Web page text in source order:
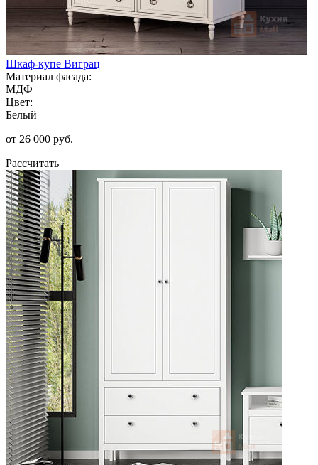
Шкаф-купе Виграц
Материал фасада:
МДФ
Цвет:
Белый
от 26 000 руб.
Рассчитать